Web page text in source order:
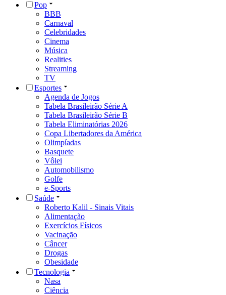
Pop
BBB
Carnaval
Celebridades
Cinema
Música
Realities
Streaming
TV
Esportes
Agenda de Jogos
Tabela Brasileirão Série A
Tabela Brasileirão Série B
Tabela Eliminatórias 2026
Copa Libertadores da América
Olimpíadas
Basquete
Vôlei
Automobilismo
Golfe
e-Sports
Saúde
Roberto Kalil - Sinais Vitais
Alimentação
Exercícios Físicos
Vacinação
Câncer
Drogas
Obesidade
Tecnologia
Nasa
Ciência